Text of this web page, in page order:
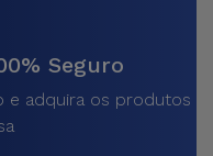
Seguro
e adquira os produtos